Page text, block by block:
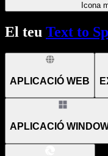
Icona
El teu Text to
APLICACIÓ WEB
APLICACIÓ